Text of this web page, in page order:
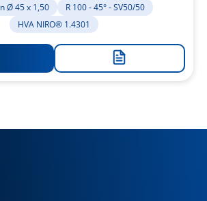
Ø 45 x 1,50
R 100 - 45° - SV50/50
HVA NIRO® 1.4301
Zur
hinzufügen